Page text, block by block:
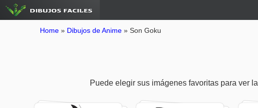
Home » Dibujos de Anime » Son Goku
Puede elegir sus imágenes favoritas para ver